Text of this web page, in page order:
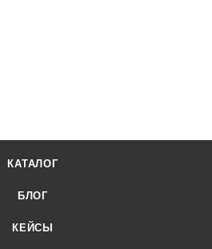
КАТАЛОГ
БЛОГ
КЕЙСЫ